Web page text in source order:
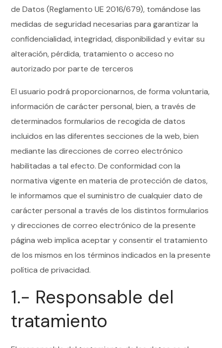
de Datos (Reglamento UE 2016/679), tomándose las
medidas de seguridad necesarias para garantizar la
confidencialidad, integridad, disponibilidad y evitar su
alteración, pérdida, tratamiento o acceso no
autorizado por parte de terceros
El usuario podrá proporcionarnos, de forma voluntaria,
información de carácter personal, bien, a través de
determinados formularios de recogida de datos
incluidos en las diferentes secciones de la web, bien
mediante las direcciones de correo electrónico
habilitadas a tal efecto. De conformidad con la
normativa vigente en materia de protección de datos,
le informamos que el suministro de cualquier dato de
carácter personal a través de los distintos formularios
y direcciones de correo electrónico de la presente
página web implica aceptar y consentir el tratamiento
de los mismos en los términos indicados en la presente
política de privacidad.
1.- Responsable del
tratamiento